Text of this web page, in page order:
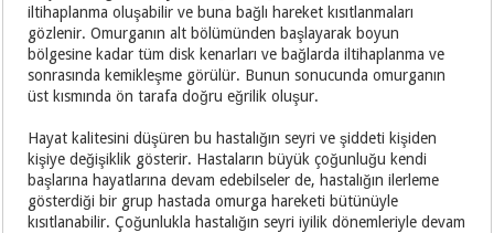
iltihaplanma oluşabilir ve buna bağlı hareket kısıtlanmaları
gözlenir. Omurganın alt bölümünden başlayarak boyun
bölgesine kadar tüm disk kenarları ve bağlarda iltihaplanma ve
sonrasında kemikleşme görülür. Bunun sonucunda omurganın
üst kısmında ön tarafa doğru eğrilik oluşur.
Hayat kalitesini düşüren bu hastalığın seyri ve şiddeti kişiden
kişiye değişiklik gösterir. Hastaların büyük çoğunluğu kendi
başlarına hayatlarına devam edebilseler de, hastalığın ilerleme
gösterdiği bir grup hastada omurga hareketi bütünüyle
kısıtlanabilir. Çoğunlukla hastalığın seyri iyilik dönemleriyle devam